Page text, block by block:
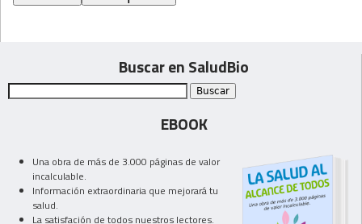
Buscar en SaludBio
EBOOK
Una obra de más de 3.000 páginas de valor
incalculable.
Información extraordinaria que mejorará tu
salud.
La satisfación de todos nuestros lectores.